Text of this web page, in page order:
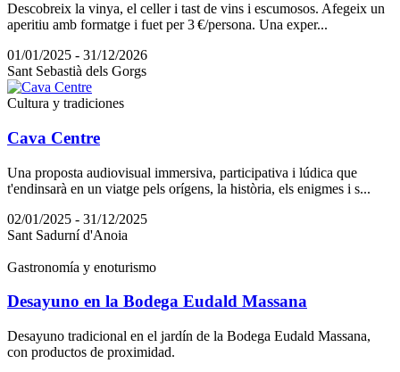
Descobreix la vinya, el celler i tast de vins i escumosos. Afegeix un
aperitiu amb formatge i fuet per 3 €/persona. Una exper...
01/01/2025 - 31/12/2026
Sant Sebastià dels Gorgs
Cultura y tradiciones
Cava Centre
Una proposta audiovisual immersiva, participativa i lúdica que
t'endinsarà en un viatge pels orígens, la història, els enigmes i s...
02/01/2025 - 31/12/2025
Sant Sadurní d'Anoia
Gastronomía y enoturismo
Desayuno en la Bodega Eudald Massana
Desayuno tradicional en el jardín de la Bodega Eudald Massana,
con productos de proximidad.